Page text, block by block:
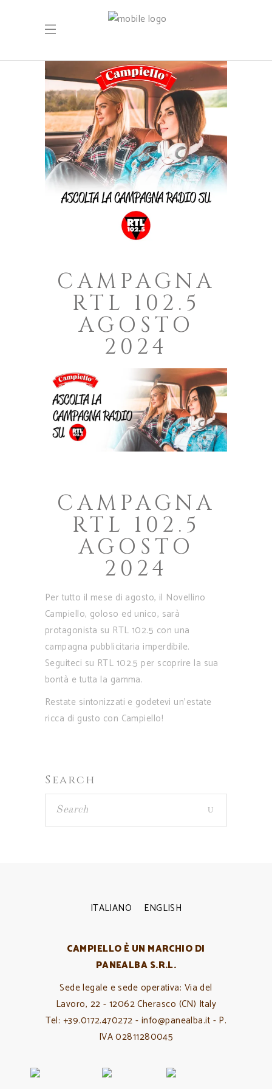
CAMPAGNA
RTL 102.5
AGOSTO
2024
CAMPAGNA
RTL 102.5
AGOSTO
2024
Per tutto il mese di agosto, il Novellino
Campiello, goloso ed unico, sarà
protagonista su RTL 102.5 con una
campagna pubblicitaria imperdibile.
Seguiteci su RTL 102.5 per scoprire la sua
bontà e tutta la gamma.
Restate sintonizzati e godetevi un’estate
ricca di gusto con Campiello!
Search
ITALIANO ENGLISH
CAMPIELLO È UN MARCHIO DI
PANEALBA S.R.L.
Sede legale e sede operativa: Via del
Lavoro, 22 - 12062 Cherasco (CN) Italy
Tel: +39.0172.470272 - info@panealba.it - P.
IVA 02811280045